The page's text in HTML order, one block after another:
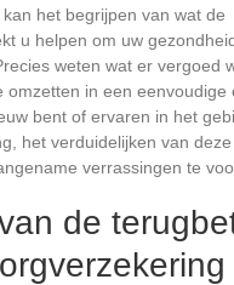
het begrijpen van wat de
u helpen om uw
weten wat er vergoed
omzetten in een eenvoudige
bent of ervaren in het
het verduidelijken van
verrassingen te
de